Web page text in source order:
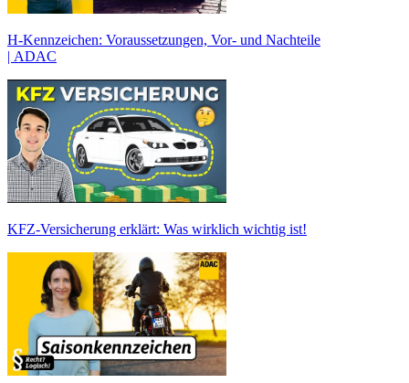
H-Kennzeichen: Voraussetzungen, Vor- und Nachteile
| ADAC
KFZ-Versicherung erklärt: Was wirklich wichtig ist!